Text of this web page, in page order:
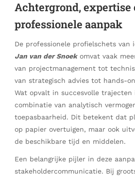
Achtergrond, expertise
professionele aanpak
De professionele profielschets van
Jan van der Snoekomvat vaak
van projectmanagement tot
van strategisch advies tot hands-
Wat opvalt in succesvolle trajecten
combinatie van analytisch
toepasbaarheid. Dit betekent dat
op papier overtuigen, maar ook
de beschikbare tijd en middelen.
Een belangrijke pijler in deze
stakeholdercommunicatie. Bij